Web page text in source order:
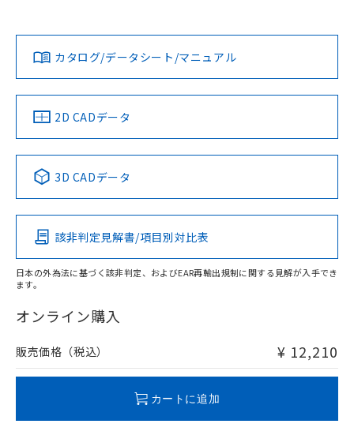
タイムチャート
以上、n: 50mm以上
検出領域
ダウンロードデータをご利用いただく前に、以下を必ずお読
みください。
ソフトウェアの使用条件
対応済み
中国 RoHS 注意事項・凡例
Pb Hg Cd Cr(VI)
O
在庫等で未対応品が混在する可能性があります。
問い合わせください。
LR型式承認
（イギリス
船舶規格）
DNV型式承認
（ノルウェー
BV型式承認
（フランス
KR型式
（韓国
No No No No
この製品の規格認証/適合状況ページへ
その他の認証はこちらのページからご検索ください
カタログ/データシート/マニュアル
2D CADデータ
3D CADデータ
該非判定見解書/項目別対比表
日本の外為法に基づく該非判定、およびEAR再輸出規制に関する見解が入手でき
ます。
オンライン購入
販売価格（税込） ¥ 12,210
カートに追加